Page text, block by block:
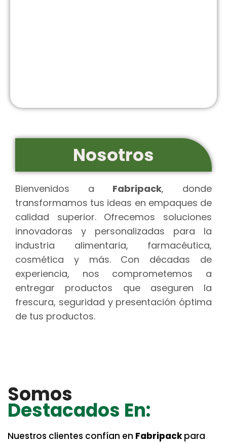
Nosotros
Bienvenidos a Fabripack, donde
transformamos tus ideas en empaques de
calidad superior. Ofrecemos soluciones
innovadoras y personalizadas para la
industria alimentaria, farmacéutica,
cosmética y más. Con décadas de
experiencia, nos comprometemos a
entregar productos que aseguren la
frescura, seguridad y presentación óptima
de tus productos.
Somos
Destacados En:
Nuestros clientes confían en Fabripackpara